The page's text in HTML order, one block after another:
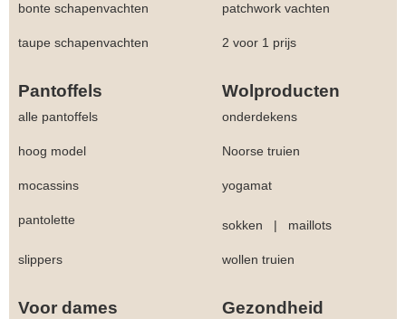
bonte schapenvachten patchwork vachten
taupe schapenvachten 2 voor 1 prijs
Pantoffels Wolproducten
alle pantoffels onderdekens
hoog model Noorse truien
mocassins yogamat
pantolette sokken | maillots
slippers wollen truien
Voor dames Gezondheid